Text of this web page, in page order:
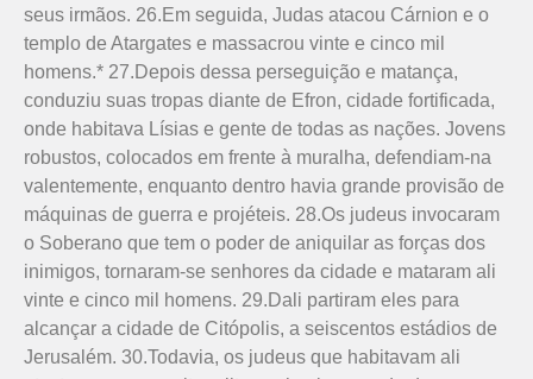
seus irmãos. 26.Em seguida, Judas atacou Cárnion e o
templo de Atargates e massacrou vinte e cinco mil
homens.* 27.Depois dessa perseguição e matança,
conduziu suas tropas diante de Efron, cidade fortificada,
onde habitava Lísias e gente de todas as nações. Jovens
robustos, colocados em frente à muralha, defendiam-na
valentemente, enquanto dentro havia grande provisão de
máquinas de guerra e projéteis. 28.Os judeus invocaram
o Soberano que tem o poder de aniquilar as forças dos
inimigos, tornaram-se senhores da cidade e mataram ali
vinte e cinco mil homens. 29.Dali partiram eles para
alcançar a cidade de Citópolis, a seiscentos estádios de
Jerusalém. 30.Todavia, os judeus que habitavam ali